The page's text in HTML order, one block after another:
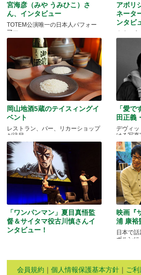
宮海彦（みや うみひこ）さ
ん、インタビュー
TOTEM公演唯一の日本人パフォー
マー
アボリ
ネータ
ンタビ
人生を
の出会
岡山地酒5蔵のテイスィングイ
ベント
レストラン、バー、リカーショップ
が注目
「愛
田正義
デヴィ
ける写
「ワンパンマン」夏目真悟監
督＆サイタマ役古川慎さんイ
ンタビュー！
映画『
浦 康裕
日本で
ボルンに
会員規約 ｜ 個人情報保護基本方針 ｜ ご